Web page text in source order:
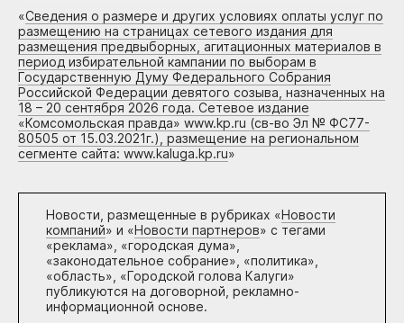
«Сведения о размере и других условиях оплаты услуг по
размещению на страницах сетевого издания для
размещения предвыборных, агитационных материалов в
период избирательной кампании по выборам в
Государственную Думу Федерального Собрания
Российской Федерации девятого созыва, назначенных на
18 – 20 сентября 2026 года. Сетевое издание
«Комсомольская правда» www.kp.ru (св-во Эл № ФС77-
80505 от 15.03.2021г.), размещение на региональном
сегменте сайта: www.kaluga.kp.ru»
Новости, размещенные в рубриках «Новости
компаний» и «Новости партнеров» с тегами
«реклама», «городская дума»,
«законодательное собрание», «политика»,
«область», «Городской голова Калуги»
публикуются на договорной, рекламно-
информационной основе.